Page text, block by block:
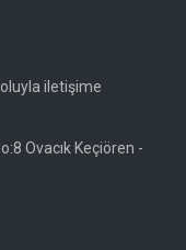
iletişime
Ovacık Keçiören -